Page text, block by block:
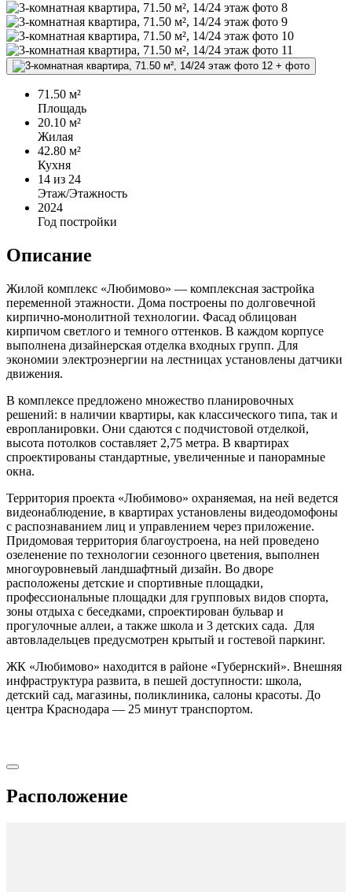
+ фото
71.50 м²
Площадь
20.10 м²
Жилая
42.80 м²
Кухня
14 из 24
Этаж/Этажность
2024
Год постройки
Описание
Жилой комплекс «Любимово» — комплексная застройка
переменной этажности. Дома построены по долговечной
кирпично-монолитной технологии. Фасад облицован
кирпичом светлого и темного оттенков. В каждом корпусе
выполнена дизайнерская отделка входных групп. Для
экономии электроэнергии на лестницах установлены датчики
движения.
В комплексе предложено множество планировочных
решений: в наличии квартиры, как классического типа, так и
европланировки. Они сдаются с подчистовой отделкой,
высота потолков составляет 2,75 метра. В квартирах
спроектированы стандартные, увеличенные и панорамные
окна.
Территория проекта «Любимово» охраняемая, на ней ведется
видеонаблюдение, в квартирах установлены видеодомофоны
с распознаванием лиц и управлением через приложение.
Придомовая территория благоустроена, на ней проведено
озеленение по технологии сезонного цветения, выполнен
многоуровневый ландшафтный дизайн. Во дворе
расположены детские и спортивные площадки,
профессиональные площадки для групповых видов спорта,
зоны отдыха с беседками, спроектирован бульвар и
прогулочные аллеи, а также школа и 3 детских сада. Для
автовладельцев предусмотрен крытый и гостевой паркинг.
ЖК «Любимово» находится в районе «Губернский». Внешняя
инфраструктура развита, в пешей доступности: школа,
детский сад, магазины, поликлиника, салоны красоты. До
центра Краснодара — 25 минут транспортом.
Расположение